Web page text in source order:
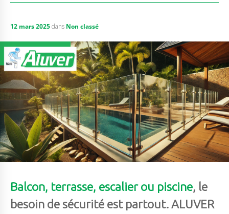
12 mars 2025dans Non classé
Balcon, terrasse, escalier ou piscine, le
besoin de sécurité est partout. ALUVER